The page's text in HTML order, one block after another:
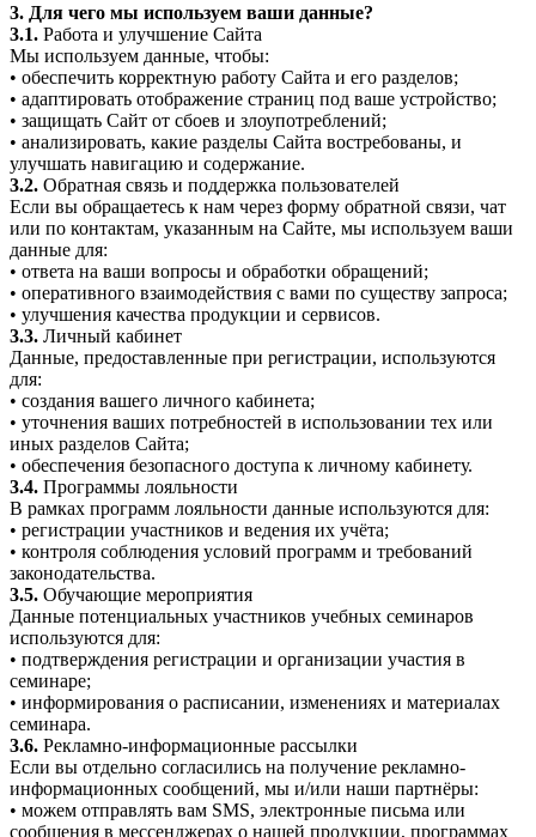
3. Для чего мы используем ваши данные?
3.1. Работа и улучшение Сайта
Мы используем данные, чтобы:
• обеспечить корректную работу Сайта и его разделов;
• адаптировать отображение страниц под ваше устройство;
• защищать Сайт от сбоев и злоупотреблений;
• анализировать, какие разделы Сайта востребованы, и
улучшать навигацию и содержание.
3.2. Обратная связь и поддержка пользователей
Если вы обращаетесь к нам через форму обратной связи, чат
или по контактам, указанным на Сайте, мы используем ваши
данные для:
• ответа на ваши вопросы и обработки обращений;
• оперативного взаимодействия с вами по существу запроса;
• улучшения качества продукции и сервисов.
3.3. Личный кабинет
Данные, предоставленные при регистрации, используются
для:
• создания вашего личного кабинета;
• уточнения ваших потребностей в использовании тех или
иных разделов Сайта;
• обеспечения безопасного доступа к личному кабинету.
3.4. Программы лояльности
В рамках программ лояльности данные используются для:
• регистрации участников и ведения их учёта;
• контроля соблюдения условий программ и требований
законодательства.
3.5. Обучающие мероприятия
Данные потенциальных участников учебных семинаров
используются для:
• подтверждения регистрации и организации участия в
семинаре;
• информирования о расписании, изменениях и материалах
семинара.
3.6. Рекламно-информационные рассылки
Если вы отдельно согласились на получение рекламно-
информационных сообщений, мы и/или наши партнёры:
• можем отправлять вам SMS, электронные письма или
сообщения в мессенджерах о нашей продукции, программах